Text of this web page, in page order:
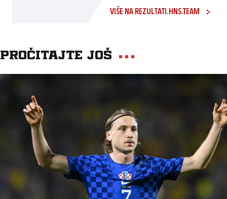
VIŠE NA REZULTATI.HNS.TEAM
Pročitajte još